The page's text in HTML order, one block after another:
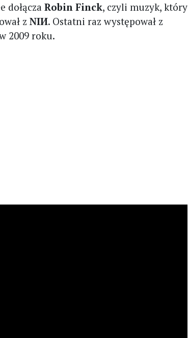
dołączaRobin Finck, czyli muzyk, który
zNIИ. Ostatni raz występował z
2009 roku.